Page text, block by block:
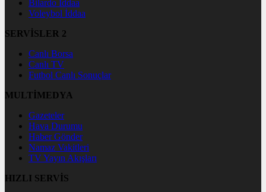
Bilardo İddaa
Voleybol İddaa
SERVİSLER 2
Canlı Borsa
Canlı TV
Futbol Canlı Sonuçlar
MULTİMEDYA
Gazeteler
Hava Durumu
Haber Gönder
Namaz Vakitleri
TV Yayın Akışları
HIZLI SERVİS